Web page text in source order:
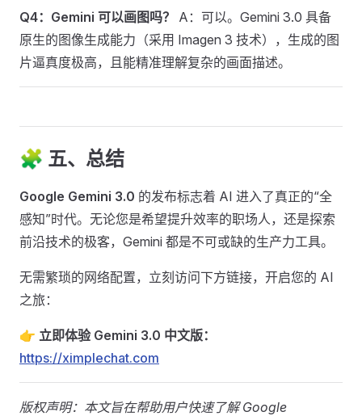
Q4：Gemini 可以画图吗？
A：可以。Gemini 3.0 具备
原生的图像生成能力（采用 Imagen 3 技术），生成的图
片逼真度极高，且能精准理解复杂的画面描述。
🧩 五、总结
Google Gemini 3.0 的发布标志着 AI 进入了真正的“全
感知”时代。无论您是希望提升效率的职场人，还是探索
前沿技术的极客，Gemini 都是不可或缺的生产力工具。
无需繁琐的网络配置，立刻访问下方链接，开启您的 AI
之旅：
👉 立即体验 Gemini 3.0 中文版：
https://ximplechat.com
版权声明：本文旨在帮助用户快速了解 Google